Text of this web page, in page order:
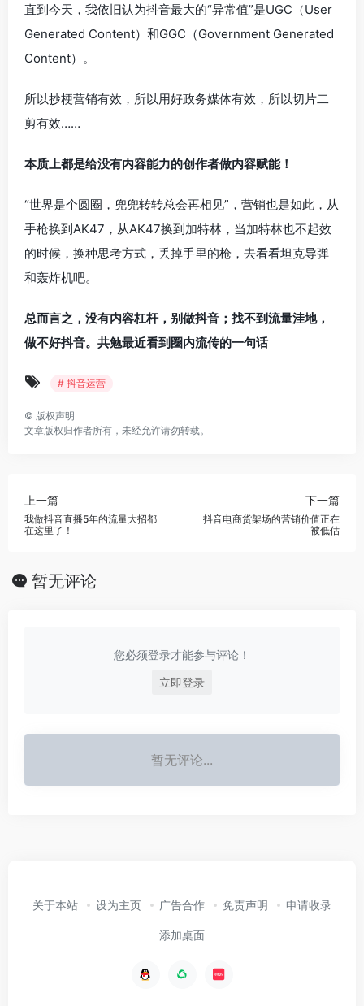
直到今天，我依旧认为抖音最大的“异常值”是UGC（User
Generated Content）和GGC（Government Generated
Content）。
所以抄梗营销有效，所以用好政务媒体有效，所以切片二
剪有效……
本质上都是给没有内容能力的创作者做内容赋能！
“世界是个圆圈，兜兜转转总会再相见”，营销也是如此，从
手枪换到AK47，从AK47换到加特林，当加特林也不起效
的时候，换种思考方式，丢掉手里的枪，去看看坦克导弹
和轰炸机吧。
总而言之，没有内容杠杆，别做抖音；找不到流量洼地，
做不好抖音。共勉最近看到圈内流传的一句话
# 抖音运营
© 版权声明
文章版权归作者所有，未经允许请勿转载。
上一篇
我做抖音直播5年的流量大招都
在这里了！
下一篇
抖音电商货架场的营销价值正在
被低估
暂无评论
您必须登录才能参与评论！
立即登录
暂无评论...
关于本站 设为主页 广告合作 免责声明 申请收录
添加桌面